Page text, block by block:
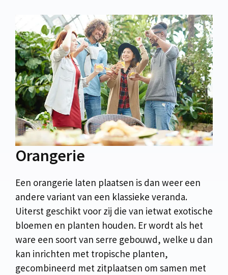
Orangerie
Een orangerie laten plaatsen is dan weer een
andere variant van een klassieke veranda.
Uiterst geschikt voor zij die van ietwat exotische
bloemen en planten houden. Er wordt als het
ware een soort van serre gebouwd, welke u dan
kan inrichten met tropische planten,
gecombineerd met zitplaatsen om samen met